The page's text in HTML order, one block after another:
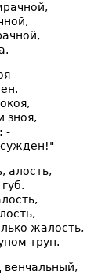
зноя,
-
алость,
жалость,
труп.
венчальный,